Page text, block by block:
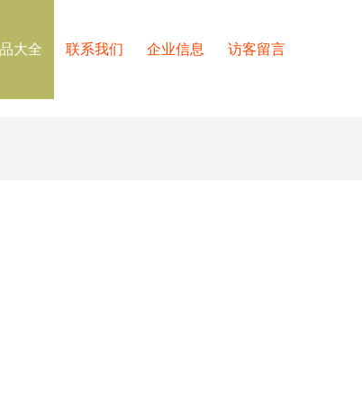
大全 联系我们 企业信息 访客留言